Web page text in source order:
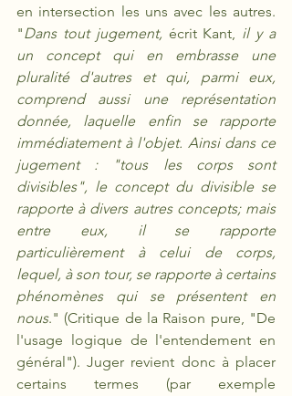
en intersection les uns avec les autres.
"Dans tout jugement, écrit Kant, il y a
un concept qui en embrasse une
pluralité d'autres et qui, parmi eux,
comprend aussi une représentation
donnée, laquelle enfin se rapporte
immédiatement à l'objet. Ainsi dans ce
jugement : "tous les corps sont
divisibles", le concept du divisible se
rapporte à divers autres concepts; mais
entre eux, il se rapporte
particulièrement à celui de corps,
lequel, à son tour, se rapporte à certains
phénomènes qui se présentent en
nous." (Critique de la Raison pure, "De
l'usage logique de l'entendement en
général"). Juger revient donc à placer
certains termes (par exemple